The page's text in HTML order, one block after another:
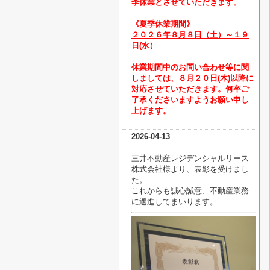
季休業とさせていただきます。
《夏季休業期間》
２０２６年８月８日（土）～１９
日(水）
休業期間中のお問い合わせ等に関
しましては、８月２０日(木)以降に
対応させていただきます。 何卒ご
了承くださいますようお願い申し
上げます。
2026-04-13
三井不動産レジデンシャルリース
株式会社様より、表彰を受けまし
た。
これからも誠心誠意、不動産業務
に邁進してまいります。